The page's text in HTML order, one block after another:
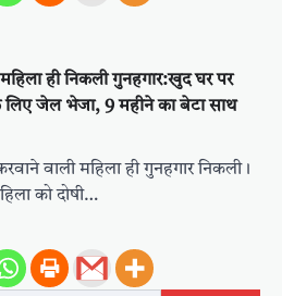
ही निकली गुनहगार:खुद घर पर
लिए जेल भेजा, 9 महीने का बेटा साथ
वाली महिला ही गुनहगार निकली।
को दोषी…